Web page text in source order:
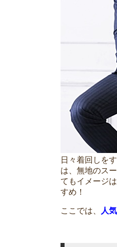
日々着回しを
は、無地のス
てもイメージ
すめ！
ここでは、 人